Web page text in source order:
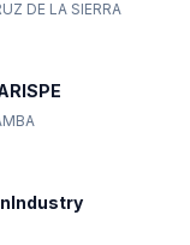
DE LA SIERRA